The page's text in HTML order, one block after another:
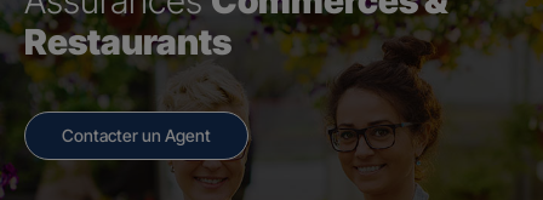
Restaurants
Contacter un Agent